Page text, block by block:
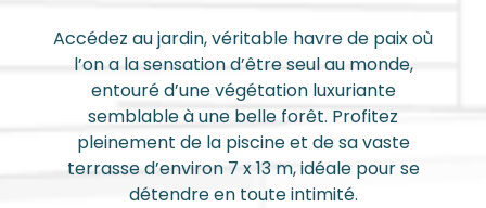
Accédez au jardin, véritable havre de paix où
l’on a la sensation d’être seul au monde,
entouré d’une végétation luxuriante
semblable à une belle forêt. Profitez
pleinement de la piscine et de sa vaste
terrasse d’environ 7 x 13 m, idéale pour se
détendre en toute intimité.